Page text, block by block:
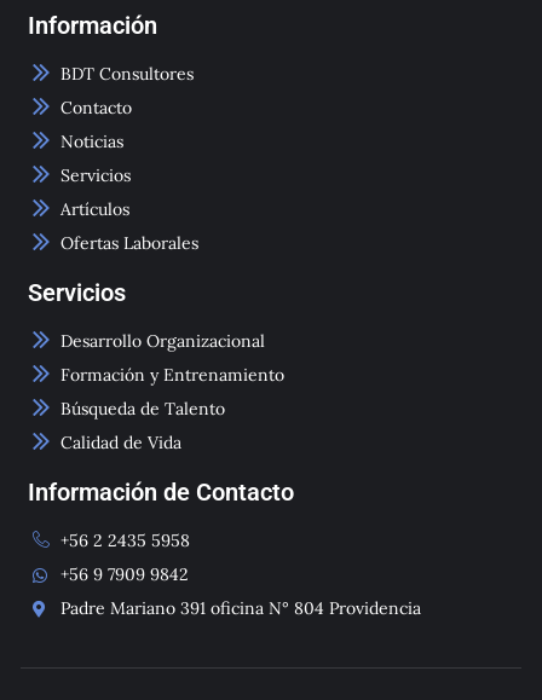
f
a
e
o
k
i
n
t
g
a
-
d
i
Información
BDT Consultores
Contacto
Noticias
Servicios
Artículos
Ofertas Laborales
Servicios
Desarrollo Organizacional
Formación y Entrenamiento
Búsqueda de Talento
Calidad de Vida
Información de Contacto
+56 2 2435 5958
+56 9 7909 9842
Padre Mariano 391 oficina N° 804 Providencia